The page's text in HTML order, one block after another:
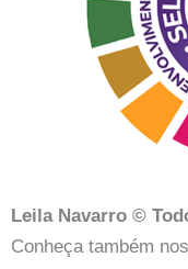
Leila Navarro ©
Conheça também